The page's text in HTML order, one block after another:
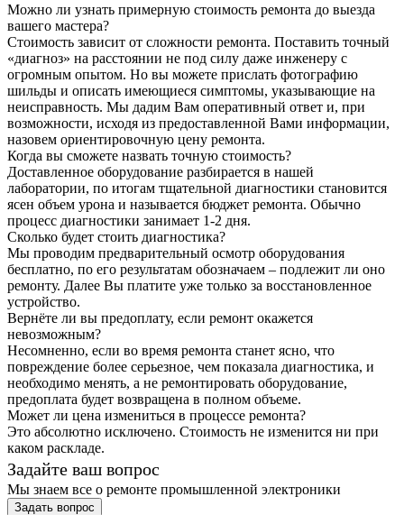
Можно ли узнать примерную стоимость ремонта до выезда
вашего мастера?
Стоимость зависит от сложности ремонта. Поставить точный
«диагноз» на расстоянии не под силу даже инженеру с
огромным опытом. Но вы можете прислать фотографию
шильды и описать имеющиеся симптомы, указывающие на
неисправность. Мы дадим Вам оперативный ответ и, при
возможности, исходя из предоставленной Вами информации,
назовем ориентировочную цену ремонта.
Когда вы сможете назвать точную стоимость?
Доставленное оборудование разбирается в нашей
лаборатории, по итогам тщательной диагностики становится
ясен объем урона и называется бюджет ремонта. Обычно
процесс диагностики занимает 1-2 дня.
Сколько будет стоить диагностика?
Мы проводим предварительный осмотр оборудования
бесплатно, по его результатам обозначаем – подлежит ли оно
ремонту. Далее Вы платите уже только за восстановленное
устройство.
Вернёте ли вы предоплату, если ремонт окажется
невозможным?
Несомненно, если во время ремонта станет ясно, что
повреждение более серьезное, чем показала диагностика, и
необходимо менять, а не ремонтировать оборудование,
предоплата будет возвращена в полном объеме.
Может ли цена измениться в процессе ремонта?
Это абсолютно исключено. Стоимость не изменится ни при
каком раскладе.
Задайте ваш вопрос
Мы знаем все о ремонте промышленной электроники
Задать вопрос